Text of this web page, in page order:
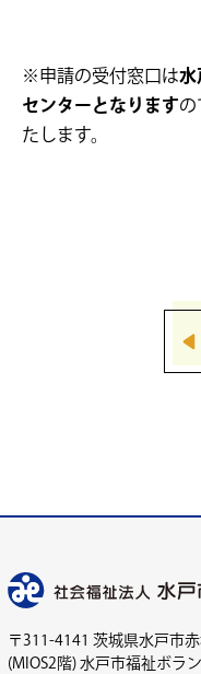
※申請の受付窓口は水
センターとなります
たします。
〒311-4141 茨城県水戸市
(MIOS2階) 水戸市福祉ボラ